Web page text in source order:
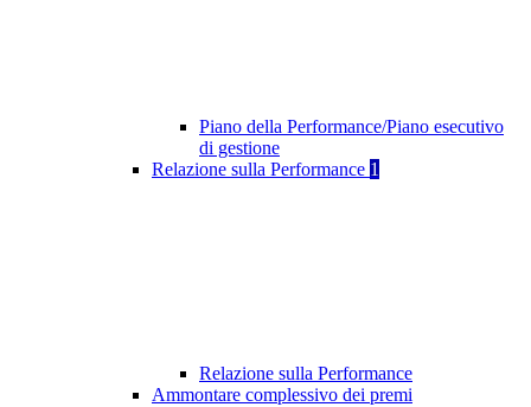
Piano della Performance/Piano esecutivo
di gestione
Relazione sulla Performance 1
Relazione sulla Performance
Ammontare complessivo dei premi